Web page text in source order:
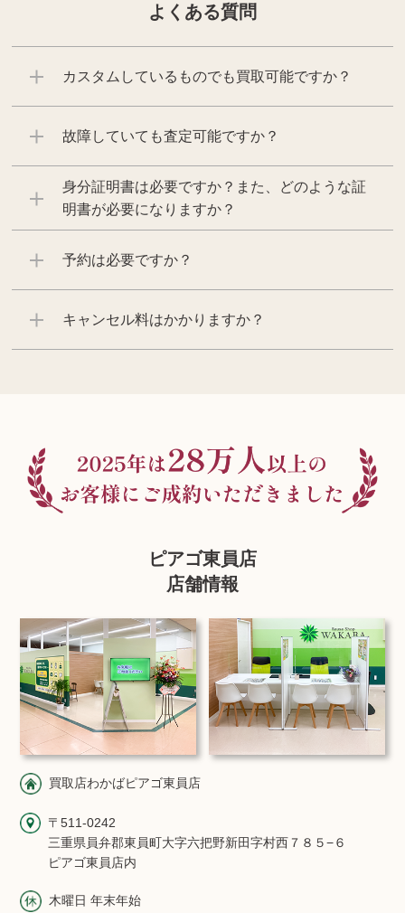
よくある質問
カスタムしているものでも買取可能ですか？
故障していても査定可能ですか？
身分証明書は必要ですか？また、どのような証
明書が必要になりますか？
予約は必要ですか？
キャンセル料はかかりますか？
ピアゴ東員店
店舗情報
買取店わかばピアゴ東員店
〒511-0242
三重県員弁郡東員町大字六把野新田字村西７８５−６
ピアゴ東員店内
木曜日 年末年始